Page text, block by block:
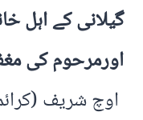
گیلانی کے اہل
اورمرحوم کی
اوچ شریف